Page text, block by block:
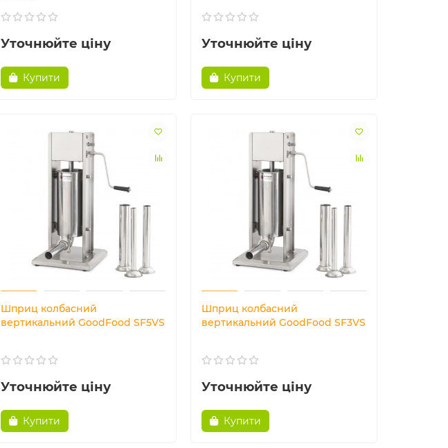
Уточнюйте ціну
Купити
Уточнюйте ціну
Купити
Шприц колбасний
вертикальний GoodFood SF5VS
Уточнюйте ціну
Купити
Шприц колбасний
вертикальний GoodFood SF3VS
Уточнюйте ціну
Купити